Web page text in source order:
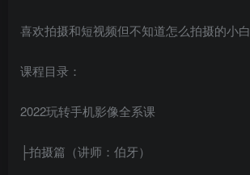
喜欢拍摄和短视频但不知道怎么拍摄的小白
课程目录：
2022玩转手机影像全系课
├拍摄篇（讲师：伯牙）